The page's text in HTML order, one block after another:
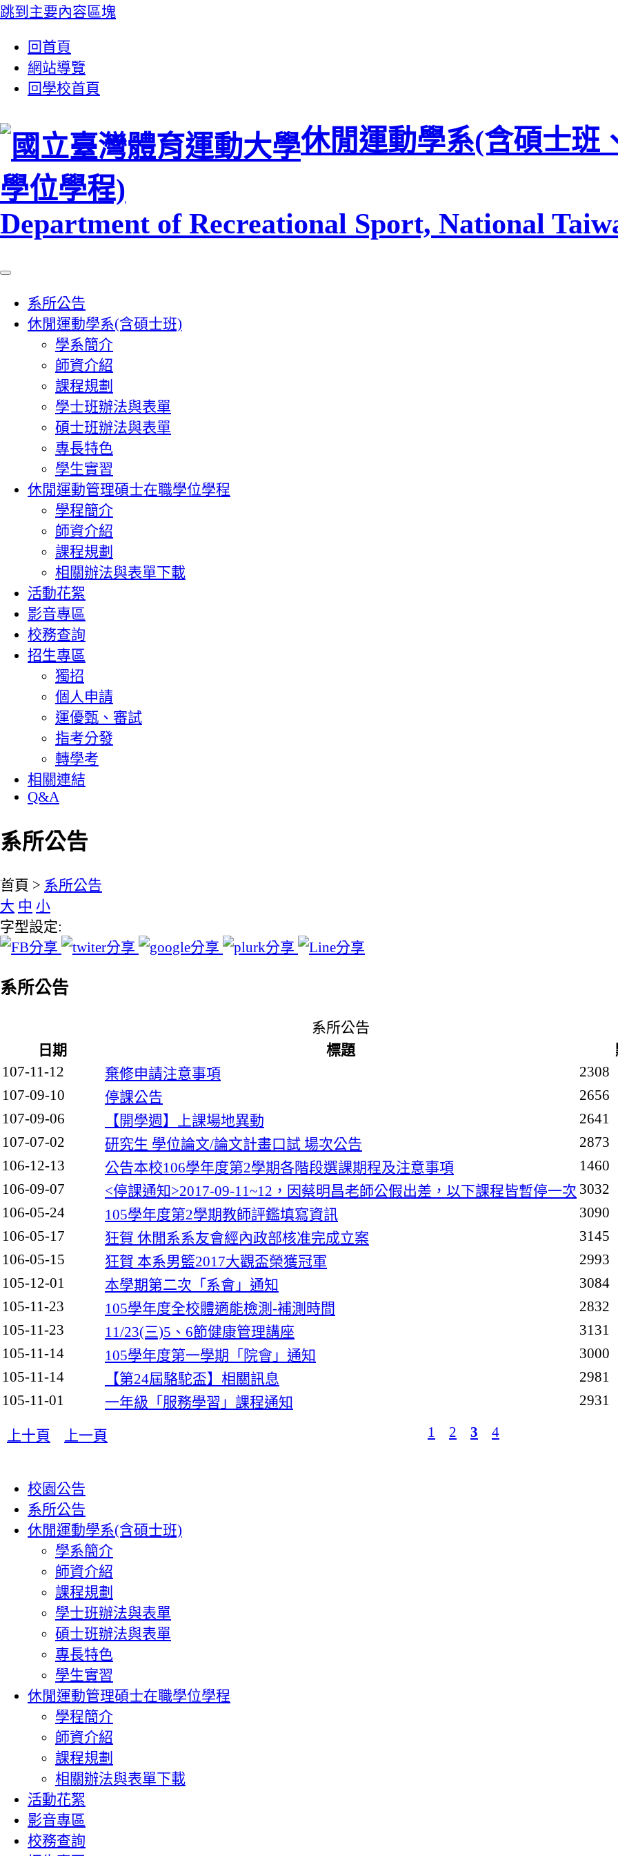
跳到主要內容區塊
回首頁
網站導覽
回學校首頁
休閒運動學系(含碩士班
學位學程)
Department of Recreational Sport, National
系所公告
休閒運動學系(含碩士班)
學系簡介
師資介紹
課程規劃
學士班辦法與表單
碩士班辦法與表單
專長特色
學生實習
休閒運動管理碩士在職學位學程
學程簡介
師資介紹
課程規劃
相關辦法與表單下載
活動花絮
影音專區
校務查詢
招生專區
獨招
個人申請
運優甄、審試
指考分發
轉學考
相關連結
Q&A
系所公告
:::
首頁 > 系所公告
大 中 小
字型設定:
系所公告
系所公告
日期
標題
107-11-12
棄修申請注意事項
2308
107-09-10
停課公告
2656
107-09-06
【開學週​】上課場地異動
2641
107-07-02
研究生 學位論文/論文計畫口試 場次公告
2873
106-12-13
公告本校106學年度第2學期各階段選課期程及注意事項
1460
106-09-07
<停課通知>2017-09-11~12，因蔡明昌老師公假出差，以下課程皆暫停一次 3032
106-05-24
105學年度第2學期教師評鑑填寫資訊
3090
106-05-17
狂賀 休閒系系友會經內政部核准完成立案
3145
106-05-15
狂賀 本系男籃2017大觀盃榮獲冠軍
2993
105-12-01
本學期第二次「系會」通知
3084
105-11-23
105學年度全校體適能檢測-補測時間
2832
105-11-23
11/23(三)5、6節健康管理講座
3131
105-11-14
105學年度第一學期「院會」通知
3000
105-11-14
【第24屆駱駝盃】相關訊息
2981
105-11-01
一年級「服務學習」課程通知 2931
上十頁 上一頁 1 2 3 4
校園公告
系所公告
休閒運動學系(含碩士班)
學系簡介
師資介紹
課程規劃
學士班辦法與表單
碩士班辦法與表單
專長特色
學生實習
休閒運動管理碩士在職學位學程
學程簡介
師資介紹
課程規劃
相關辦法與表單下載
活動花絮
影音專區
校務查詢